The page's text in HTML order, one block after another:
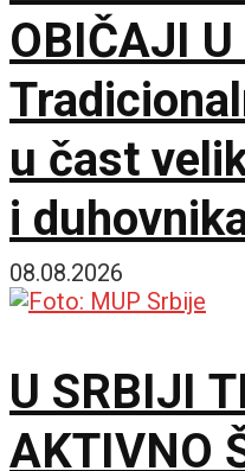
OBIČAJI
u čast
i
08.08.2026
U SRBIJI
AKTIVNO